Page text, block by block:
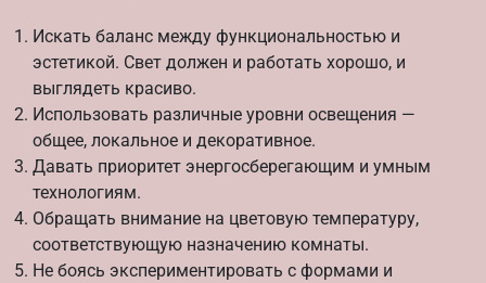
Искать баланс между функциональностью и
эстетикой. Свет должен и работать хорошо, и
выглядеть красиво.
Использовать различные уровни освещения —
общее, локальное и декоративное.
Давать приоритет энергосберегающим и умным
технологиям.
Обращать внимание на цветовую температуру,
соответствующую назначению комнаты.
Не боясь экспериментировать с формами и